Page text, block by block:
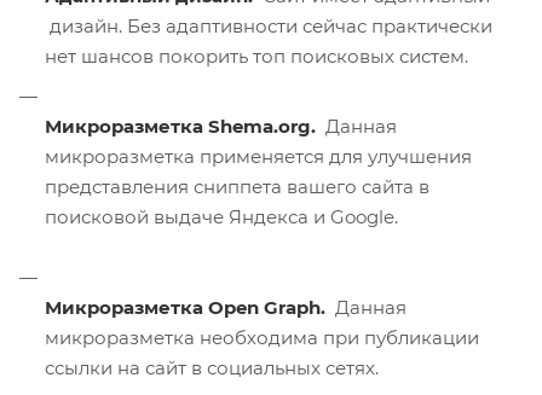
дизайн. Без адаптивности сейчас практически
нет шансов покорить топ поисковых систем.
Микроразметка Shema.org. Данная
микроразметка применяется для улучшения
представления сниппета вашего сайта в
поисковой выдаче Яндекса и Google.
Микроразметка Open Graph. Данная
микроразметка необходима при публикации
ссылки на сайт в социальных сетях.